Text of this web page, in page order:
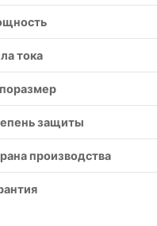
тока
защиты
производства